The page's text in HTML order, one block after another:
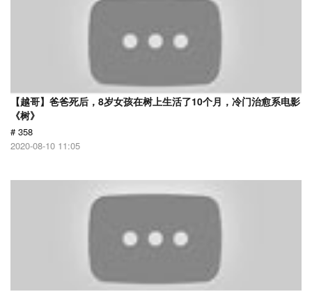
【越哥】爸爸死后，8岁女孩在树上生活了10个月，冷门治愈系电影
《树》
# 358
2020-08-10 11:05